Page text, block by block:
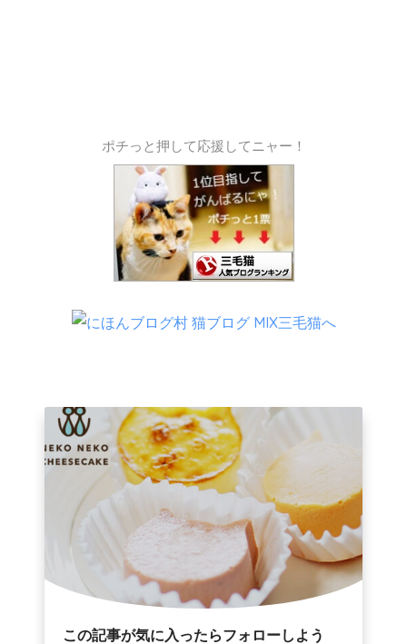
ポチっと押して応援してニャー！
この記事が気に入ったらフォローしよう